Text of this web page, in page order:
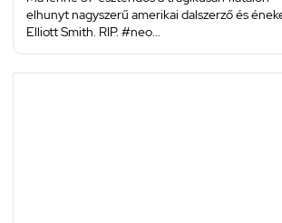
elhunyt nagyszerű amerikai dalszerző és
Elliott Smith. RIP. #neo...